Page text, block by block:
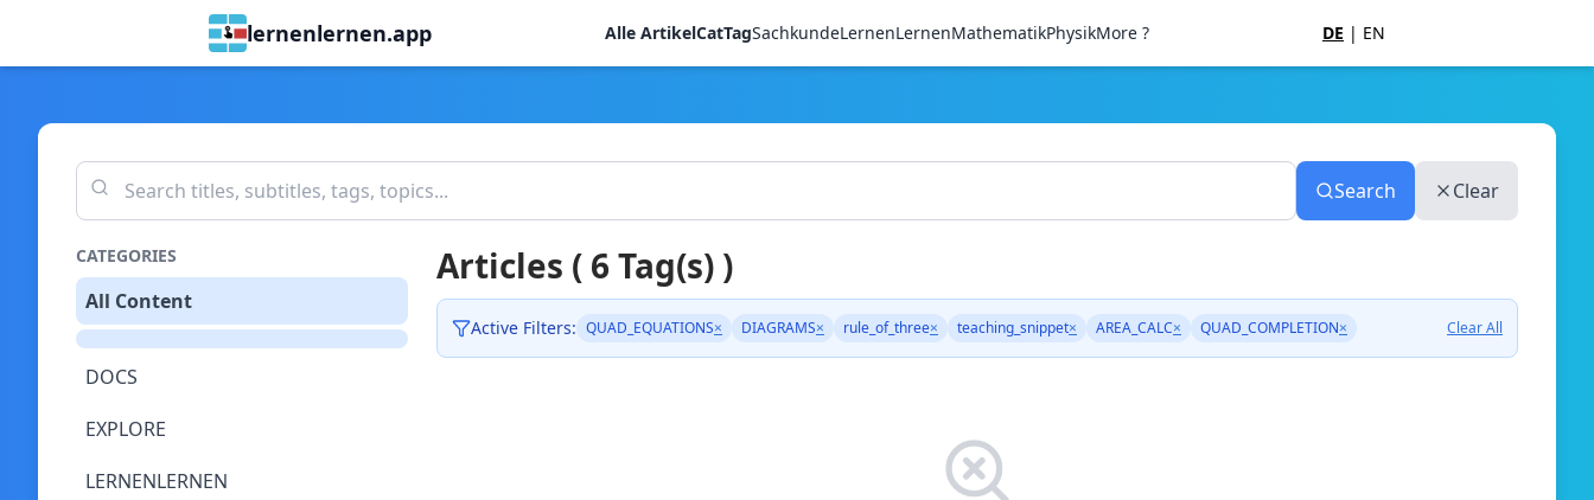
lernenlernen.app Alle ArtikelCatTagSachkundeLernenLernenMathematikPhysikMore ? DE | EN
Search Clear
CATEGORIES
All Content
DOCS
EXPLORE
LERNENLERNEN
Articles ( 6 Tag(s) )
Active Filters: QUAD_EQUATIONS× DIAGRAMS× rule_of_three× teaching_snippet× AREA_CALC× QUAD_COMPLETION× Clear All